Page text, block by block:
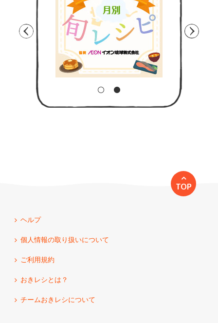
TOP
ヘルプ
個人情報の取り扱いについて
ご利用規約
おきレシとは？
チームおきレシについて